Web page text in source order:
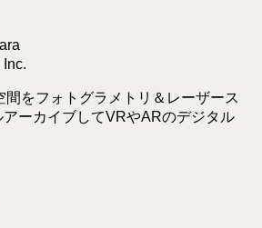
間をフォトグラメトリ＆レーザース
ーカイブしてVRやARのデジタル